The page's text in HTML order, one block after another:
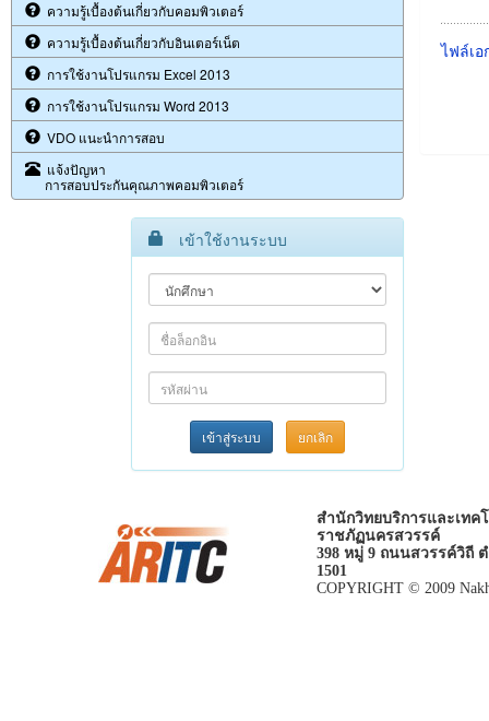
ความรู้เบื้องต้นเกี่ยวกับคอมพิวเตอร์
ความรู้เบื้องต้นเกี่ยวกับอินเตอร์เน็ต
การใช้งานโปรแกรม Excel 2013
การใช้งานโปรแกรม Word 2013
VDO แนะนำการสอบ
แจ้งปัญหา
การสอบประกันคุณภาพคอมพิวเตอร์
เข้าใช้งานระบบ
เข้าสู่ระบบ ยกเลิก
ไฟล์เอ
สำนักวิทยบริการและเทค
ราชภัฏนครสวรรค์
398 หมู่ 9 ถนนสวรรค์วิถี ต
1501
COPYRIGHT © 2009